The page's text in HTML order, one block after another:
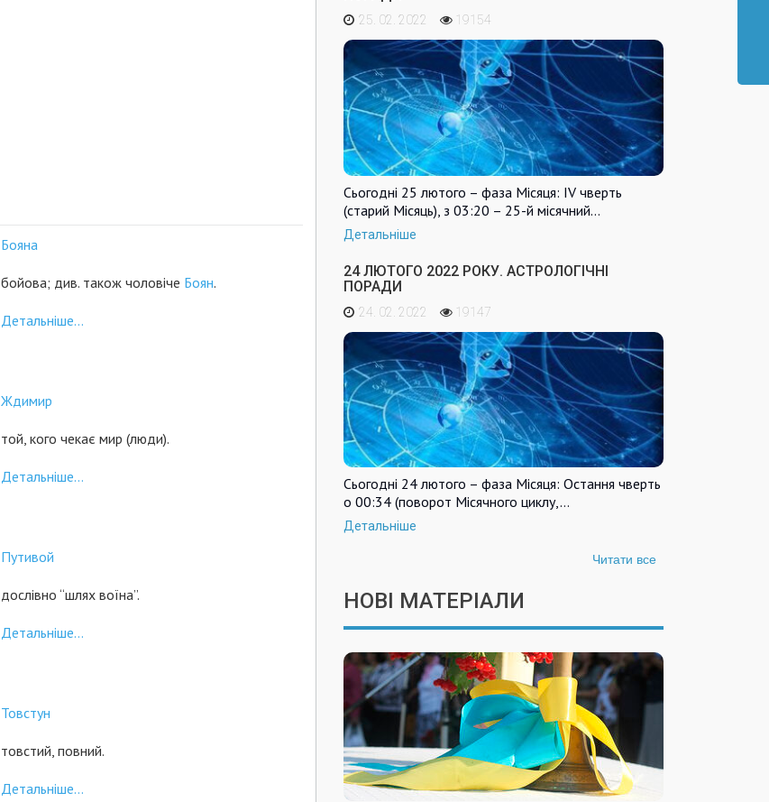
Бояна
бойова; див. також чоловіче Боян.
Детальніше...
Ждимир
той, кого чекає мир (люди).
Детальніше...
Путивой
дослівно “шлях воїна”.
Детальніше...
Товстун
товстий, повний.
Детальніше...
25. 02. 2022 19154
Сьогодні 25 лютого – фаза Місяця: IV чверть
(старий Місяць), з 03:20 – 25-й місячний…
Детальніше
24 ЛЮТОГО 2022 РОКУ. АСТРОЛОГІЧНІ
ПОРАДИ
24. 02. 2022 19147
Сьогодні 24 лютого – фаза Місяця: Остання чверть
о 00:34 (поворот Місячного циклу,…
Детальніше
Читати все
НОВІ МАТЕРІАЛИ